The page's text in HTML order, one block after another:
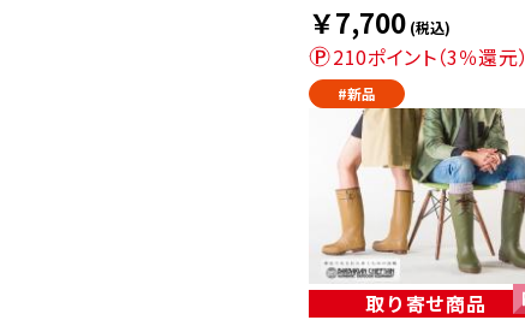
￥7,700 (税込)
210ポイント（3％還元）
#新品
取り寄せ商品